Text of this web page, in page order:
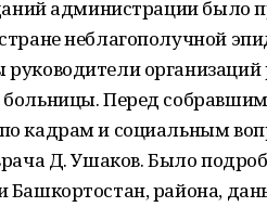
администрации было
неблагополучной
организаций
Перед
кадрам и социальным
Д. Ушаков. Было
Башкортостан, района,